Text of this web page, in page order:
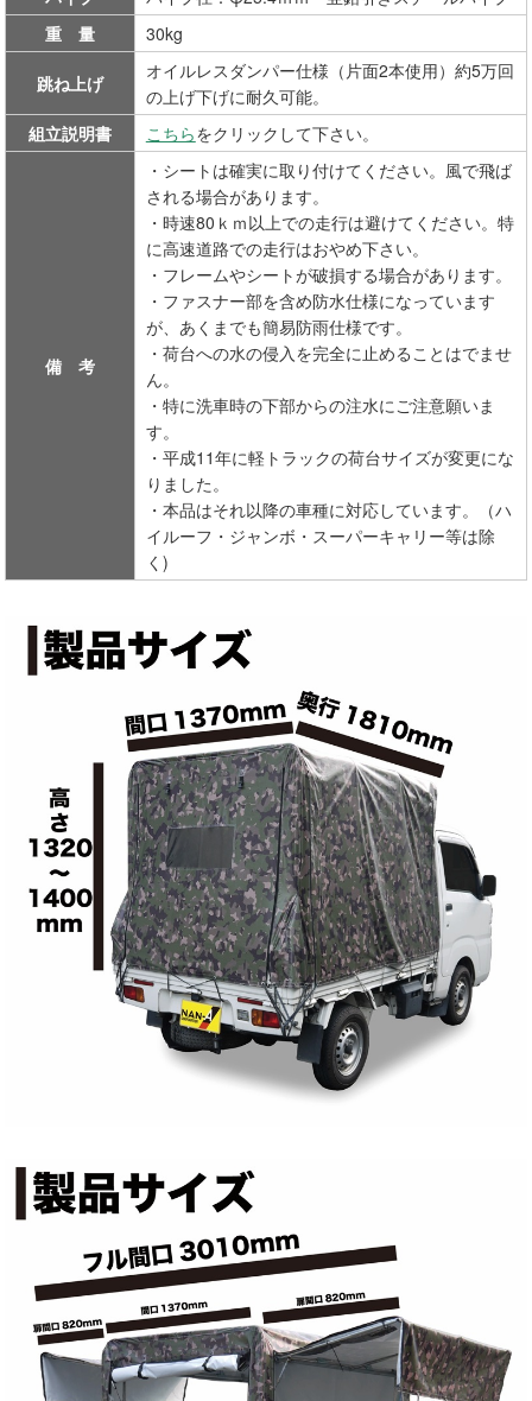
重 量
30kg
跳ね上げ
オイルレスダンパー仕様（片面2本使用）約5万回
の上げ下げに耐久可能。
組立説明書
こちらをクリックして下さい。
備 考
・シートは確実に取り付けてください。風で飛ば
される場合があります。
・時速80ｋｍ以上での走行は避けてください。特
に高速道路での走行はおやめ下さい。
・フレームやシートが破損する場合があります。
・ファスナー部を含め防水仕様になっています
が、あくまでも簡易防雨仕様です。
・荷台への水の侵入を完全に止めることはでませ
ん。
・特に洗車時の下部からの注水にご注意願いま
す。
・平成11年に軽トラックの荷台サイズが変更にな
りました。
・本品はそれ以降の車種に対応しています。（ハ
イルーフ・ジャンボ・スーパーキャリー等は除
く)